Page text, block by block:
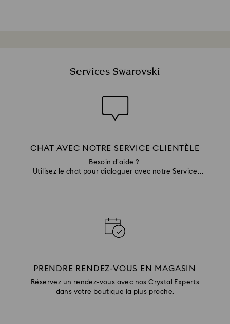
recréées scientifiquement dans un laboratoire
Services Swarovski
CHAT AVEC NOTRE SERVICE CLIENTÈLE
Besoin d’aide ?
Utilisez le chat pour dialoguer avec notre Service
PRENDRE RENDEZ-VOUS EN MAGASIN
Réservez un rendez-vous avec nos Crystal Experts
dans votre boutique la plus proche.